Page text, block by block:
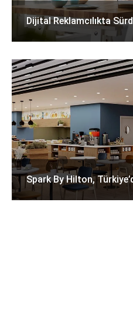
Dijital Reklamcılıkta
Spark By Hilton,